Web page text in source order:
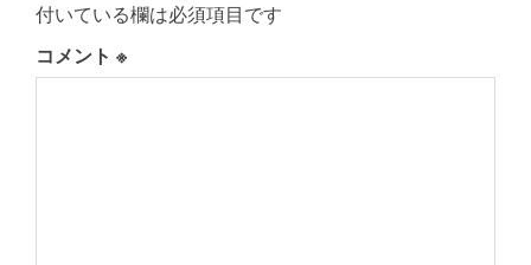
付いている欄は必須項目です
コメント ※